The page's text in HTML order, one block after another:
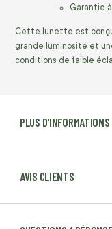
PLUS D'INFORMATIONS
AVIS CLIENTS
Garantie
Cette lunette est
grande luminosité et
conditions de faible